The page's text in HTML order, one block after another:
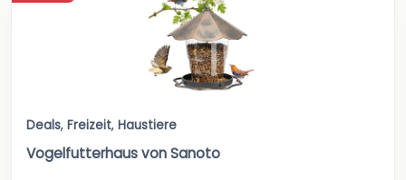
Deals, Freizeit, Haustiere
Vogelfutterhaus von Sanoto